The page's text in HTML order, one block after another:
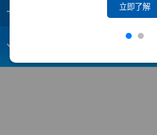
立即了解
+
webmaster@yuanta.com